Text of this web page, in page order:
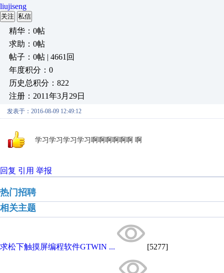
liujiseng
关注 私信
精华：0帖
求助：0帖
帖子：0帖 | 4661回
年度积分：0
历史总积分：822
注册：2011年3月29日
发表于：2016-08-09 12:49:12
学习学习学习学习啊啊啊啊啊啊 啊
回复 引用 举报
热门招聘
相关主题
求松下触摸屏编程软件GTWIN ... [5277]